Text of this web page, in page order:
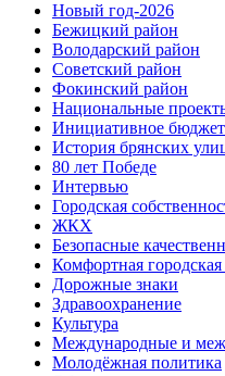
Новый год-2026
Бежицкий район
Володарский район
Советский район
Фокинский район
Национальные
Инициативное
История брянских
80 лет Победе
Интервью
Городская
ЖКХ
Безопасные
Комфортная городская
Дорожные знаки
Здравоохранение
Культура
Международные и
Молодёжная политика